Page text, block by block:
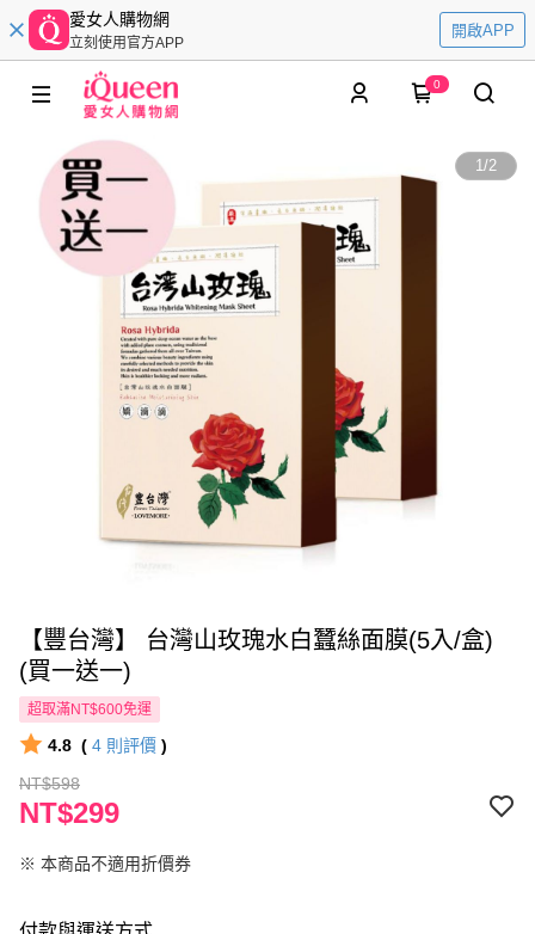
愛女人購物網
立刻使用官方APP
開啟APP
0
1/2
【豐台灣】 台灣山玫瑰水白蠶絲面膜(5入/盒)
(買一送一)
超取滿NT$600免運
4.8 ( 4 則評價 )
NT$598
NT$299
※ 本商品不適用折價券